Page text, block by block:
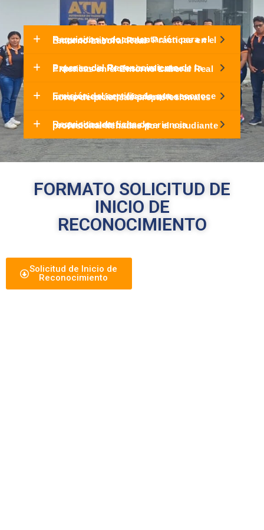
Requisitos y documentación para el reconocimiento de las Prácticas en el Entorno Laboral Real
Proceso del Reconocimiento de la Experiencia Profesional como Prácticas en el Entorno Laboral Real
Emisión del certificado que reconoce la experiencia profesional como horas de prácticas preprofesionales
Requisitos de ficha de reconocimiento de experiencia profesional llenadas por el estudiante
FORMATO SOLICITUD DE
INICIO DE
RECONOCIMIENTO
Solicitud de Inicio de
Reconocimiento